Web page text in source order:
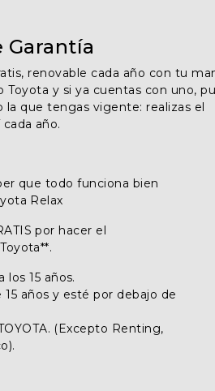
Garantía
renovable cada año con tu
y si ya cuentas con uno,
la que tengas vigente: realizas el
año.
que todo funciona bien
Relax
por hacer el
15 años.
años y esté por debajo de
(Excepto Renting,